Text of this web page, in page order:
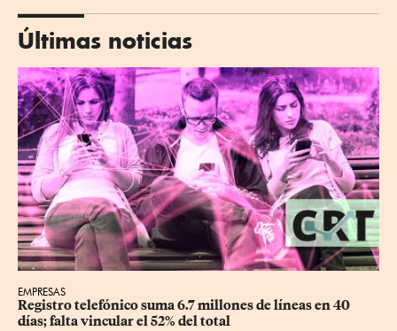
Últimas noticias
EMPRESAS
Registro telefónico suma 6.7 millones de líneas en 40
días; falta vincular el 52% del total